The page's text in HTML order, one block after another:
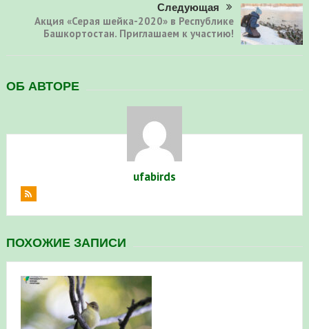
Следующая
Акция «Серая шейка-2020» в Республике
Башкортостан. Приглашаем к участию!
ОБ АВТОРЕ
ufabirds
ПОХОЖИЕ ЗАПИСИ